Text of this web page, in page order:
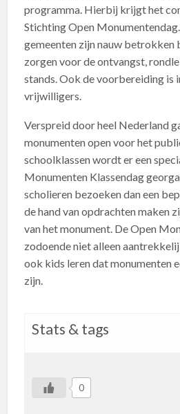
programma. Hierbij krijgt het
Stichting Open
gemeenten zijn nauw betrokken
zorgen voor de ontvangst,
stands. Ook de voorbereiding is
vrijwilligers.
Verspreid door heel Nederland
monumenten open voor het
schoolklassen wordt er een
Monumenten Klassendag
scholieren bezoeken dan een
de hand van opdrachten maken
van het monument. De Open
zodoende niet alleen
ook kids leren dat monumenten
zijn.
Stats & tags
0